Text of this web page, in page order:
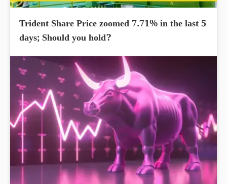
Trident Share Price zoomed 7.71% in the last 5
days; Should you hold?